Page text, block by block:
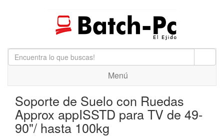
Menú
Soporte de Suelo con Ruedas
Approx appISSTD para TV de 49-
90"/ hasta 100kg